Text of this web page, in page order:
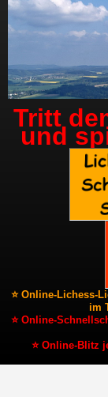
Tritt
und
⭐ Online-Lichess-
im
⭐ Online-
⭐ Online-Blitz